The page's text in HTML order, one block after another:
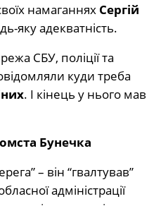
намаганнях Сергій
яку адекватність.
СБУ, поліції та
куди треба
. І кінець у нього мав
Бунечка
– він “гвалтував”
адміністрації